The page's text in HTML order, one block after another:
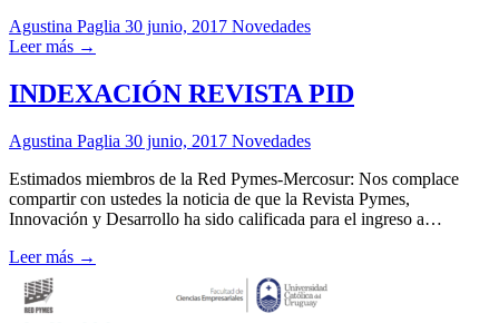
Agustina Paglia 30 junio, 2017 Novedades
Leer más →
INDEXACIÓN REVISTA PID
Agustina Paglia 30 junio, 2017 Novedades
Estimados miembros de la Red Pymes-Mercosur: Nos complace
compartir con ustedes la noticia de que la Revista Pymes,
Innovación y Desarrollo ha sido calificada para el ingreso a…
Leer más →